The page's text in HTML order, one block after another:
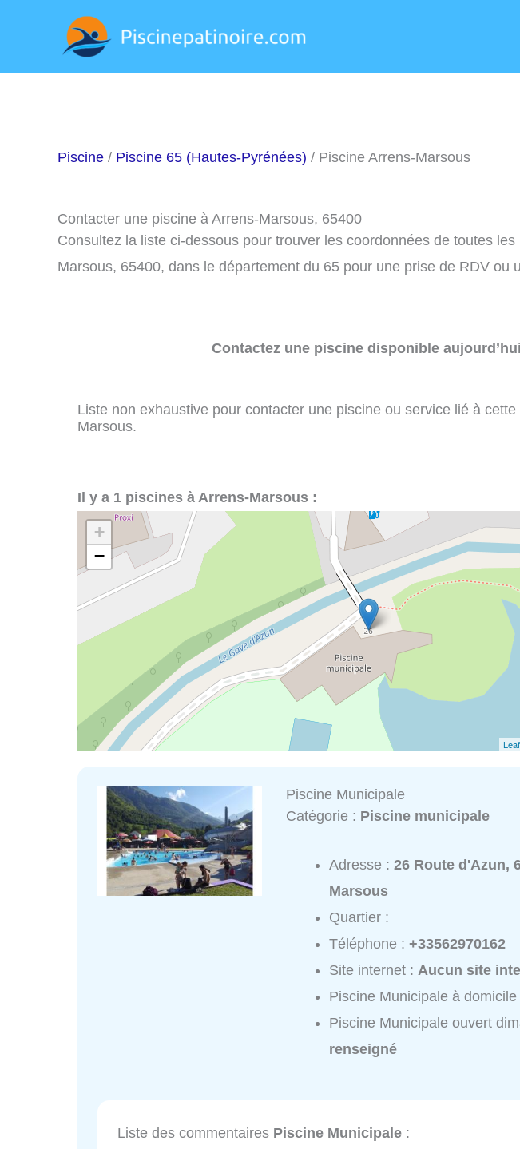
Piscine / Piscine 65 (Hautes-Pyrénées) / Piscine Arrens-Marsous
Contacter une piscine à Arrens-Marsous, 65400
Consultez la liste ci-dessous pour trouver les coordonnées de toutes
Marsous, 65400, dans le département du 65 pour une prise de RDV ou
Contactez une piscine disponible
Liste non exhaustive pour contacter une piscine ou service lié à
Marsous.
Il y a 1 piscines à Arrens-Marsous :
+
−
Piscine Municipale
Catégorie : Piscine municipale
Adresse :26 Route d'Azun,
Marsous
Quartier :
Téléphone :+33562970162
Site internet :Aucun site
Piscine Municipale à domicile
Piscine Municipale ouvert
renseigné
Liste des commentaires Piscine Municipale :